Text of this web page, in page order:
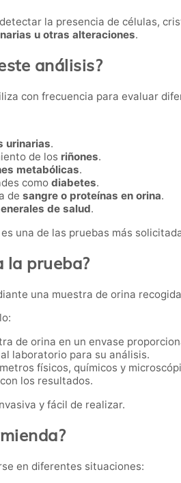
la presencia de células,
u otras alteraciones.
análisis?
con frecuencia para evaluar
urinarias.
de los riñones.
metabólicas.
como diabetes.
de sangre o proteínas en orina.
de salud.
una de las pruebas más
la prueba?
una muestra de orina
de orina en un envase
laboratorio para su análisis.
físicos, químicos y
los resultados.
y fácil de realizar.
en diferentes situaciones: